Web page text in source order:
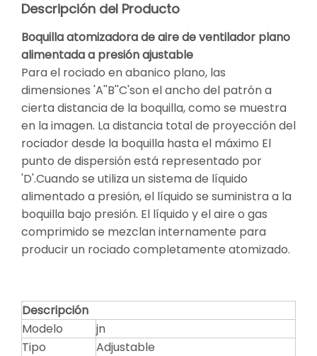
Descripción del Producto
Boquilla atomizadora de aire de ventilador plano
alimentada a presión ajustable
Para el rociado en abanico plano, las
dimensiones 'A''B''C'son el ancho del patrón a
cierta distancia de la boquilla, como se muestra
en la imagen. La distancia total de proyección del
rociador desde la boquilla hasta el máximo El
punto de dispersión está representado por
'D'.Cuando se utiliza un sistema de líquido
alimentado a presión, el líquido se suministra a la
boquilla bajo presión. El líquido y el aire o gas
comprimido se mezclan internamente para
producir un rociado completamente atomizado.
Descripción
Modelo
jn
Tipo
Adjustable